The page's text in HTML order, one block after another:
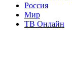
Россия
Мир
ТВ Онлайн